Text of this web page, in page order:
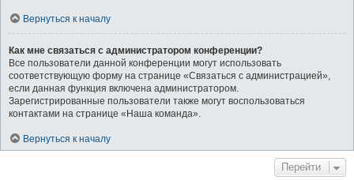
Вернуться к началу
Как мне связаться с администратором конференции?
Все пользователи данной конференции могут использовать
соответствующую форму на странице «Связаться с администрацией»,
если данная функция включена администратором.
Зарегистрированные пользователи также могут воспользоваться
контактами на странице «Наша команда».
Вернуться к началу
Перейти